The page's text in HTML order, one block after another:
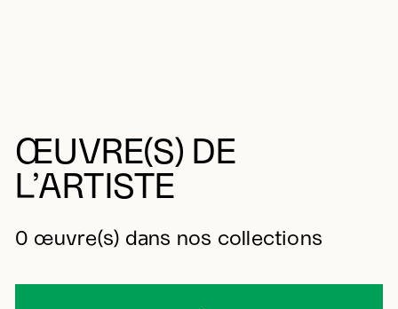
ŒUVRE(S) DE
L’ARTISTE
0 œuvre(s) dans nos collections